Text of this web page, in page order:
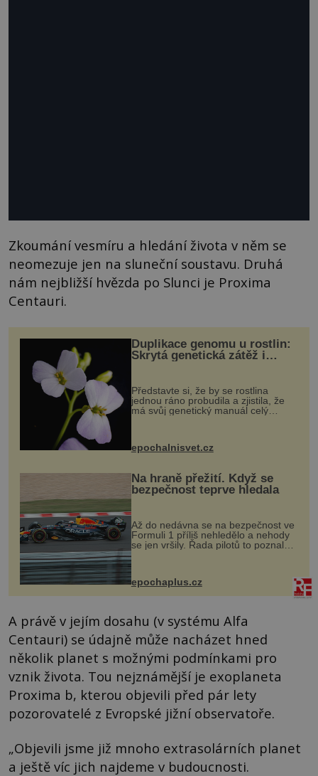
Zkoumání vesmíru a hledání života v něm se
neomezuje jen na sluneční soustavu. Druhá
nám nejbližší hvězda po Slunci je Proxima
Centauri.
Duplikace genomu u rostlin:
Skrytá genetická zátěž i
Představte si, že by se rostlina
jednou ráno probudila a zjistila, že
má svůj genetický manuál celý
vstupenka...
epochalnisvet.cz
Na hraně přežití. Když se
bezpečnost teprve hledala
Až do nedávna se na bezpečnost ve
Formuli 1 příliš nehledělo a nehody
se jen vršily. Řada pilotů to poznala
na vlastní kůži, často s trvalými
následky nebo bohužel i ztrátou
života. Dnes nepochopiteln...
epochaplus.cz
A právě v jejím dosahu (v systému Alfa
Centauri) se údajně může nacházet hned
několik planet s možnými podmínkami pro
vznik života. Tou nejznámější je exoplaneta
Proxima b, kterou objevili před pár lety
pozorovatelé z Evropské jižní observatoře.
„Objevili jsme již mnoho extrasolárních planet
a ještě víc jich najdeme v budoucnosti.